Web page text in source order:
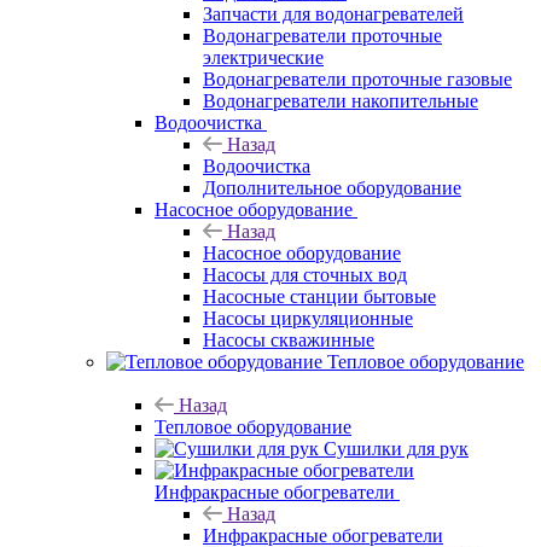
Запчасти для водонагревателей
Водонагреватели проточные
электрические
Водонагреватели проточные газовые
Водонагреватели накопительные
Водоочистка
Назад
Водоочистка
Дополнительное оборудование
Насосное оборудование
Назад
Насосное оборудование
Насосы для сточных вод
Насосные станции бытовые
Насосы циркуляционные
Насосы скважинные
Тепловое оборудование
Назад
Тепловое оборудование
Сушилки для рук
Инфракрасные обогреватели
Назад
Инфракрасные обогреватели